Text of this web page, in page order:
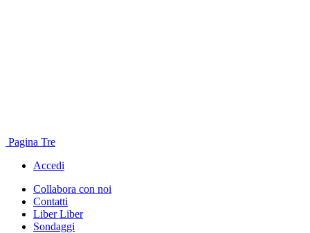
Pagina Tre
Accedi
Collabora con noi
Contatti
Liber Liber
Sondaggi